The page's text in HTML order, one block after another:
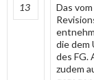
13
Das
die dem
des FG.
zudem